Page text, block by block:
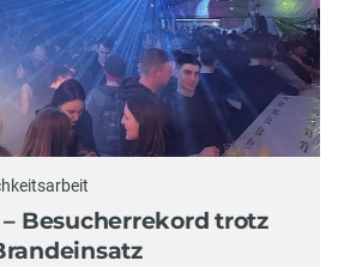
– Besucherrekord trotz